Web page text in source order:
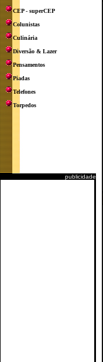
CEP - superCEP
Colunistas
Culinária
Diversão & Lazer
Pensamentos
Piadas
Telefones
Torpedos
publicidade